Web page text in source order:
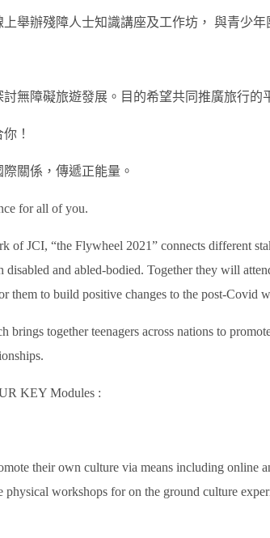
舉辦殘障人士知識講座及工作坊， 與青少年
無障礙旅遊發展。目的希望共同推廣旅行的
！
關係，傳遞正能量。
for all of you.
of JCI, “the Flywheel 2021” connects different
disabled and abled-bodied. Together they will
them to build positive changes to the post-Covid
brings together teenagers across nations to
KEY Modules :
their own culture via means including online
physical workshops for on the ground culture